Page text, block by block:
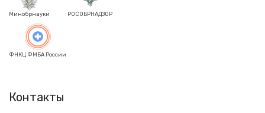
Минобрнауки РОСОБРНАДЗОР
ФНКЦ ФМБА России
Контакты